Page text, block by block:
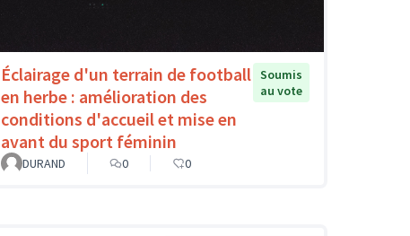
Éclairage d'un terrain de football
en herbe : amélioration des
conditions d'accueil et mise en
avant du sport féminin
Soumis
au vote
DURAND 0 0